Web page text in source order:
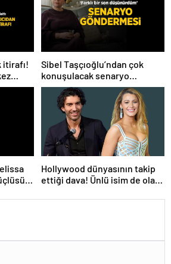
itirafı!
Sibel Taşçıoğlu’ndan çok
konuşulacak senaryo
göndermesi! ‘Farklı bir son
düşünürdüm’
Hollywood dünyasının takip
ettiği dava! Ünlü isim de olaya